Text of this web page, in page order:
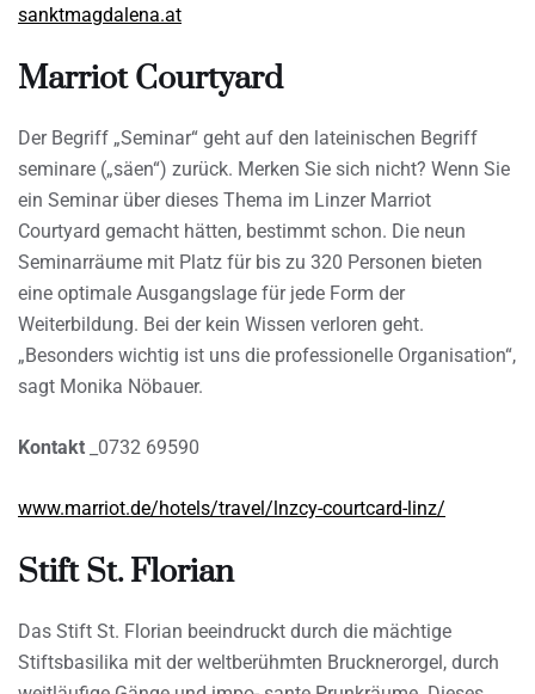
sanktmagdalena.at
Marriot Courtyard
Der Begriff „Seminar“ geht auf den lateinischen Begriff
seminare („säen“) zurück. Merken Sie sich nicht? Wenn Sie
ein Seminar über dieses Thema im Linzer Marriot
Courtyard gemacht hätten, bestimmt schon. Die neun
Seminarräume mit Platz für bis zu 320 Personen bieten
eine optimale Ausgangslage für jede Form der
Weiterbildung. Bei der kein Wissen verloren geht.
„Besonders wichtig ist uns die professionelle Organisation“,
sagt Monika Nöbauer.
Kontakt _0732 69590
www.marriot.de/hotels/travel/lnzcy-courtcard-linz/
Stift St. Florian
Das Stift St. Florian beeindruckt durch die mächtige
Stiftsbasilika mit der weltberühmten Brucknerorgel, durch